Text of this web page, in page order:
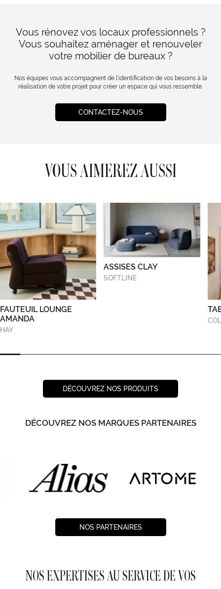
Vous rénovez vos locaux professionnels ?
Vous souhaitez aménager et renouveler
votre mobilier de bureaux ?
Nos équipes vous accompagnent de l’identification de vos besoins à la
réalisation de votre projet pour créer un espace qui vous ressemble.
CONTACTEZ-NOUS
VOUS AIMEREZ AUSSI
FAUTEUIL LOUNGE
AMANDA
HAY
ASSISES CLAY
SOFTLINE
DÉCOUVREZ NOS PRODUITS
DÉCOUVREZ NOS MARQUES PARTENAIRES
NOS PARTENAIRES
NOS EXPERTISES AU SERVICE DE VOS